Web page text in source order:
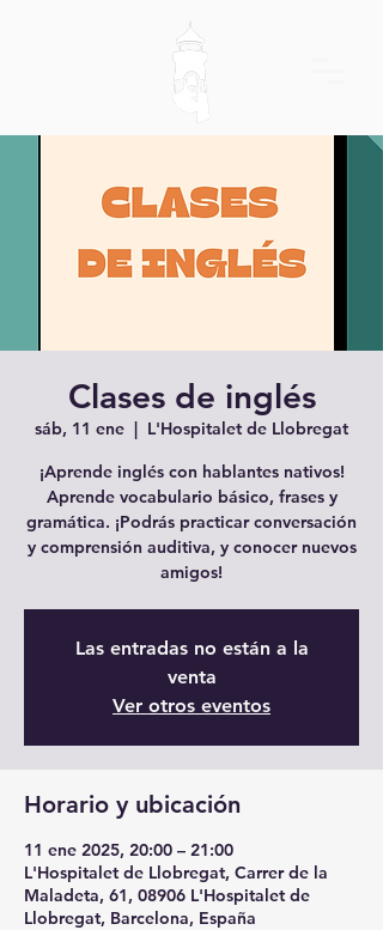
Clases de inglés
sáb, 11 ene
  |
L'Hospitalet de Llobregat
¡Aprende inglés con hablantes nativos!
Aprende vocabulario básico, frases y
gramática. ¡Podrás practicar conversación
y comprensión auditiva, y conocer nuevos
amigos!
Las entradas no están a la
venta
Ver otros eventos
Horario y ubicación
11 ene 2025, 20:00 – 21:00
L'Hospitalet de Llobregat, Carrer de la
Maladeta, 61, 08906 L'Hospitalet de
Llobregat, Barcelona, España